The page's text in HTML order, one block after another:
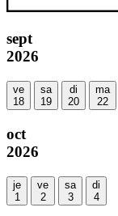
sept
2026
ve
18
sa
19
di
20
ma
22
oct
2026
je
1
ve
2
sa
3
di
4